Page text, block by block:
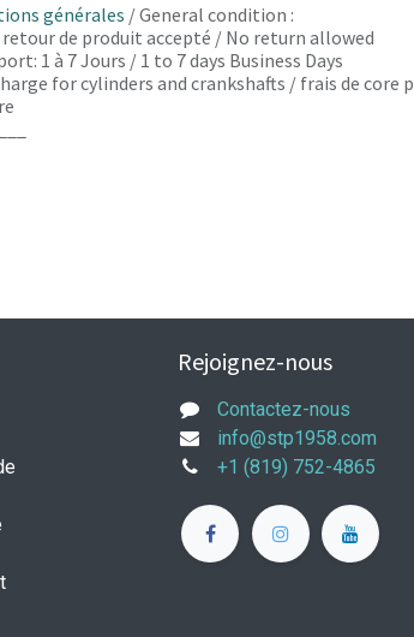
générales / General condition :
retour de produit accepté / No return allowed
1 à 7 Jours / 1 to 7 days Business Days
for cylinders and crankshafts / frais de core
Rejoignez-nous
Contactez-nous
info@stp1958.com
+1 (819) 752-4865